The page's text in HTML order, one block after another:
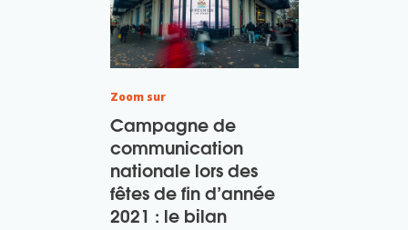
Zoom sur
Campagne de
communication
nationale lors des
fêtes de fin d’année
2021 : le bilan